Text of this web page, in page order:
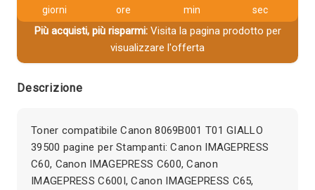
giorni ore min sec
Più acquisti, più risparmi:Visita la pagina prodotto per
visualizzare l'offerta
Descrizione
Toner compatibile Canon 8069B001 T01 GIALLO
39500 pagine per Stampanti: Canon IMAGEPRESS
C60, Canon IMAGEPRESS C600, Canon
IMAGEPRESS C600I, Canon IMAGEPRESS C65,